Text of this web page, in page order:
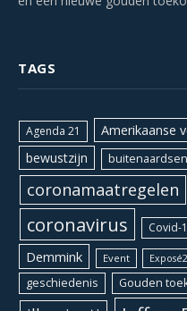
TAGS
Agenda 21 Amerikaanse
bewustzijn buitenaardsen
coronamaatregelen
coronavirus Covid-
Demmink Event Exposé2
geschiedenis Gouden